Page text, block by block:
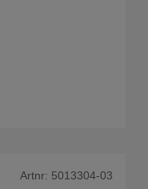
Artnr: 5013304-03